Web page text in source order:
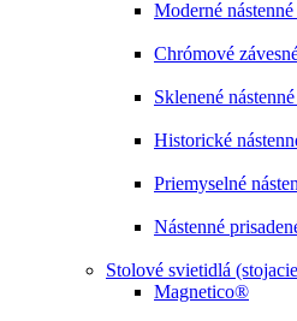
Moderné
Chrómové
Sklenené
Historické
Priemyselné
Nástenné
Stolové svietidlá
Magnetico®